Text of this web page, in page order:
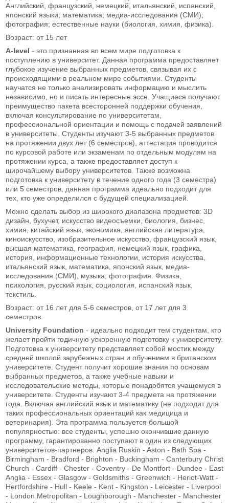
Английский, французский, немецкий, итальянский, испанский,
японский языки; математика; медиа-исследования (СМИ);
фотография; естественные науки (биология, химия, физика).
Возраст: от 15 лет
A-level - это признанная во всем мире подготовка к
поступлению в университет. Данная программа предоставляет
глубокое изучение выбранных предметов, связывая их с
происходящими в реальном мире событиями. Студенты
научатся не только анализировать информацию и мыслить
независимо, но и писать интересные эссе. Учащиеся получают
преимущество пакета всесторонней поддержки обучения,
включая консультирование по университетам,
профессиональной ориентации и помощь с подачей заявлений
в университеты. Студенты изучают 3-5 выбранных предметов
на протяжении двух лет (6 семестров), аттестация проводится
по курсовой работе или экзаменам по отдельным модулям на
протяжении курса, а также предоставляет доступ к
широчайшему выбору университетов. Также возможна
подготовка к университету в течение одного года (3 семестра)
или 5 семестров, данная программа идеально подходит для
тех, кто уже определился с будущей специализацией.
Можно сделать выбор из широкого диапазона предметов: 3D
дизайн, бухучет, искусство видеосъемки, биология, бизнес,
химия, китайский язык, экономика, английская литература,
киноискусство, изобразительное искусство, французский язык,
высшая математика, география, немецкий язык, графика,
история, информационные технологии, история искусства,
итальянский язык, математика, японский язык, медиа-
исследования (СМИ), музыка, фотография. Физика,
психология, русский язык, социология, испанский язык,
текстиль.
Возраст: от 16 лет для 5-6 семестров, от 17 лет для 3
семестров.
University Foundation - идеально подходит тем студентам, кто
желает пройти годичную ускоренную подготовку к университету.
Подготовка к университету представляет собой мостик между
средней школой зарубежных стран и обучением в британском
университете. Студент получит хорошие знания по основам
выбранных предметов, а также учебные навыки и
исследовательские методы, которые понадобятся учащемуся в
университете. Студенты изучают 3-4 предмета на протяжении
года. Включая английский язык и математику (не подходит для
таких профессиональных ориентаций как медицица и
ветеринария). Эта программа пользуется большой
популярностью: все студенты, успешно окончившие данную
программу, гарантированно поступают в один из следующих
университетов-партнеров: Anglia Ruskin - Aston - Bath Spa -
Birmingham - Bradford - Brighton - Buckingham - Canterbury Christ
Church - Cardiff - Chester - Coventry - De Montfort - Dundee - East
Anglia - Essex - Glasgow - Goldsmiths - Greenwich - Heriot-Watt -
Hertfordshire - Hull - Keele - Kent - Kingston - Leicester - Liverpool
- London Metropolitan - Loughborough - Manchester - Manchester